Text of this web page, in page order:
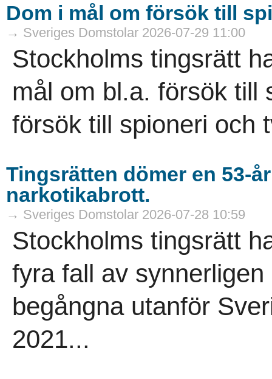
Dom i mål om försök till
→ Sveriges Domstolar 2026-07-29 11:00
Stockholms tingsrätt
mål om bl.a. försök till
försök till spioneri och
Tingsrätten dömer en 53-
narkotikabrott.
→ Sveriges Domstolar 2026-07-28 10:59
Stockholms tingsrätt
fyra fall av
begångna utanför
2021...